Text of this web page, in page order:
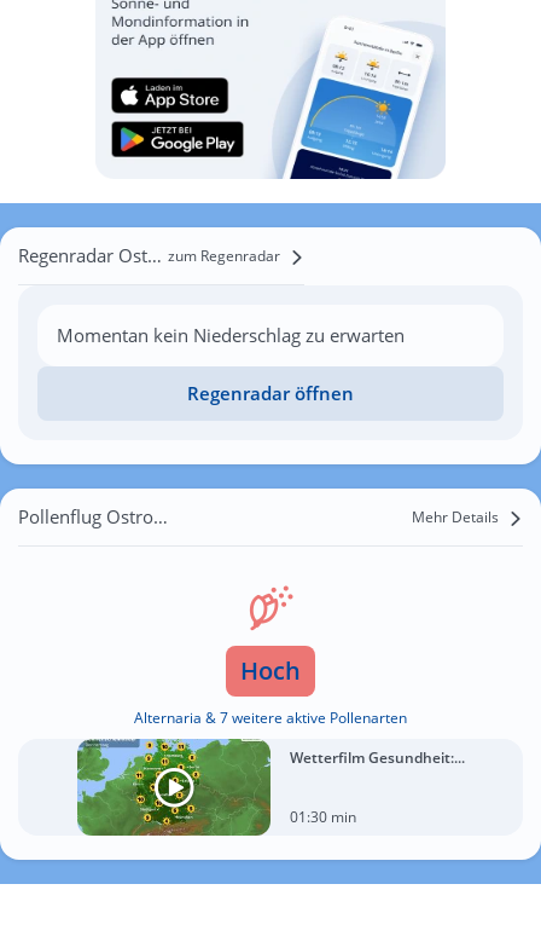
Regenradar Ostrowite zum Regenradar
Momentan kein Niederschlag zu erwarten
Regenradar öffnen
Pollenflug Ostrowite Mehr Details
Hoch
Alternaria & 7 weitere aktive Pollenarten
Wetterfilm Gesundheit:...
01:30 min